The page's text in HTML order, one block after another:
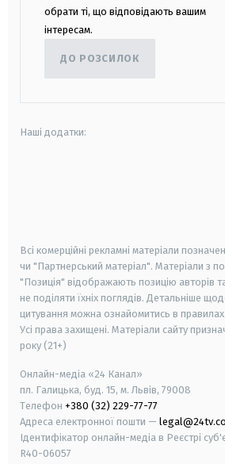
обрати ті, що відповідають вашим
інтересам.
ДО РОЗСИЛОК
Наші додатки:
Всі комерційні рекламні матеріали
чи "Партнерський матеріал". Матеріали з
"Позиція" відображають позицію авторів
не поділяти їхніх поглядів. Детальніше
цитування можна ознайомитись в
Усі права захищені. Матеріали сайту
року (21+)
Онлайн-медіа «24 Канал»
пл. Галицька, буд. 15, м. Львів, 79008
Телефон +380 (32) 229-77-77
Адреса електронної пошти —
Ідентифікатор онлайн-медіа в Реєстрі
R40-06057